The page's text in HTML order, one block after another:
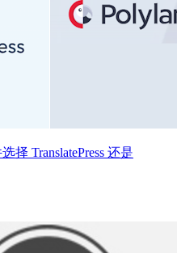
择 TranslatePress 还是